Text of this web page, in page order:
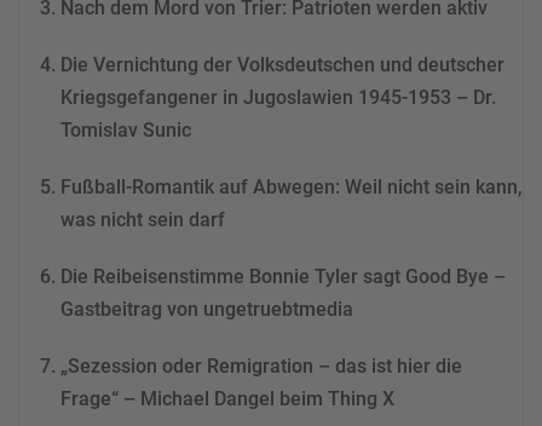
Consent Management
&
Nach dem Mord von Trier: Patrioten werden aktiv
Die Vernichtung der Volksdeutschen und deutscher
Kriegsgefangener in Jugoslawien 1945-1953 – Dr.
Tomislav Sunic
Fußball-Romantik auf Abwegen: Weil nicht sein kann,
was nicht sein darf
Die Reibeisenstimme Bonnie Tyler sagt Good Bye –
Gastbeitrag von ungetruebtmedia
„Sezession oder Remigration – das ist hier die
Frage“ – Michael Dangel beim Thing X